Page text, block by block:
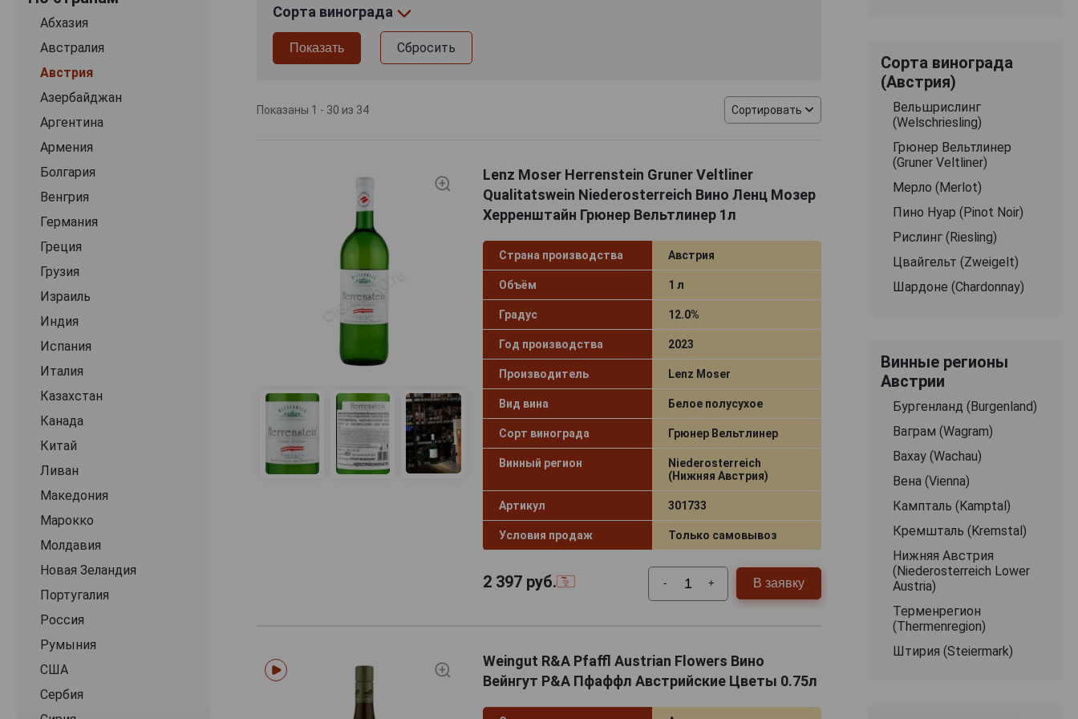
Gut Oggau
Hafner
Handschrift Austria
Hans Igler
Herbert Zillinger
Hiedler
Jack'n Jen
Johann Donabaum
Johann Mullner
Johannes Zillinger
Johanneshof Reinisch
Jurtschitsch Sonnhof
Kolkmann
Kracher
Lackner Tinnacher
Landhaus Mayer
Lenz Moser
Leth
Loimer
Malat
Mantlerhof
Maria und Sepp
Markus Huber
Mayer am Pfarrplatz
Mold
Nastl
Nehrer
Nigl
Абхазия
Австралия
Австрия
Азербайджан
Аргентина
Армения
Болгария
Венгрия
Германия
Греция
Грузия
Израиль
Индия
Испания
Италия
Казахстан
Канада
Китай
Ливан
Македония
Марокко
Молдавия
Новая Зеландия
Португалия
Россия
Румыния
США
Сербия
Сорта винограда
Сбросить
Показаны 1 - 30 из 34 Сортировать
Lenz Moser Herrenstein Gruner Veltliner
Qualitatswein Niederosterreich Вино Ленц Мозер
Херренштайн Грюнер Вельтлинер 1л
Страна производства Австрия
Объём 1 л
Градус 12.0%
Год производства 2023
Производитель Lenz Moser
Вид вина Белое полусухое
Сорт винограда Грюнер Вельтлинер
Винный регион
Niederosterreich
(Нижняя Австрия)
Артикул 301733
Условия продаж Только самовывоз
2 397руб. - + В заявку
Weingut R&A Pfaffl Austrian Flowers Вино
Вейнгут Р&А Пфаффл Австрийские Цветы 0.75л
Сорта винограда
(Австрия)
Вельшрислинг
(Welschriesling)
Грюнер Вельтлинер
(Gruner Veltliner)
Мерло (Merlot)
Пино Нуар (Pinot Noir)
Рислинг (Riesling)
Цвайгельт (Zweigelt)
Шардоне (Chardonnay)
Винные регионы
Австрии
Бургенланд (Burgenland)
Ваграм (Wagram)
Вахау (Wachau)
Вена (Vienna)
Кампталь (Kamptal)
Кремшталь (Kremstal)
Нижняя Австрия
(Niederosterreich Lower
Austria)
Терменрегион
(Thermenregion)
Штирия (Steiermark)